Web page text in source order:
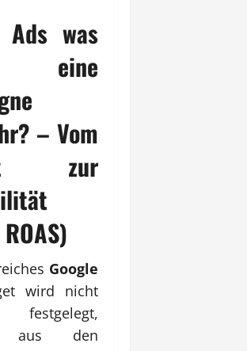
Ads was
eine
– Vom
zur
Google
wird nicht
festgelegt,
aus den